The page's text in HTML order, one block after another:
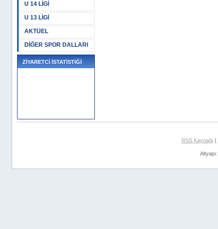
U 14 LİGİ
U 13 LİGİ
AKTÜEL
DİĞER SPOR DALLARI
ZİYARETCİ İSTATİSTİĞİ
RSS Kaynağı |